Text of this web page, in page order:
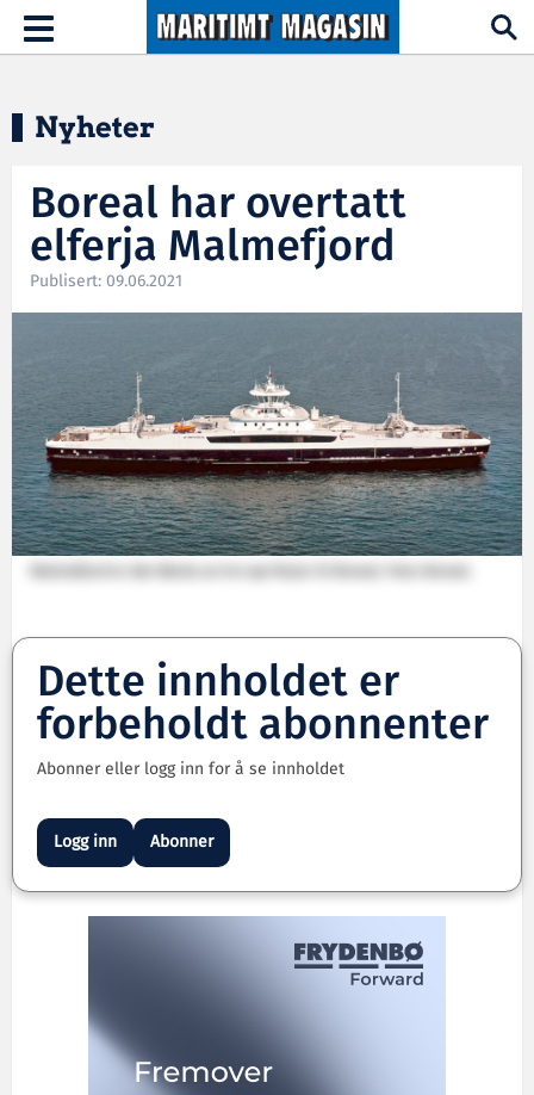
Hopp til hovedinnhold
Toggle
navigation
Nyheter
Boreal har overtatt
elferja Malmefjord
Publisert: 09.06.2021
Dette innholdet er
forbeholdt abonnenter
Abonner eller logg inn for å se innholdet
Logg inn Abonner